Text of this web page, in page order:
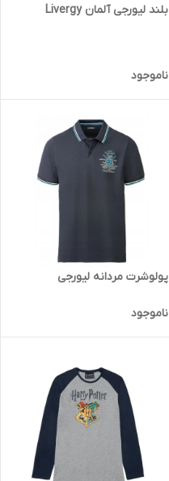
بلند لیورجی آلمان Livergy
ناموجود
پولوشرت مردانه لیورجی
ناموجود